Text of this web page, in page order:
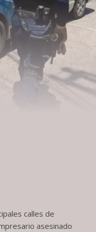
calles de
asesinado